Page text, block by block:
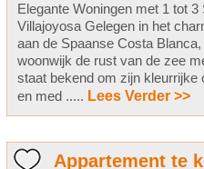
Elegante Woningen met 1 tot
Villajoyosa Gelegen in het
aan de Spaanse Costa
woonwijk de rust van de zee
staat bekend om zijn kleurrijke
en med ..... Lees Verder >>
Appartement te